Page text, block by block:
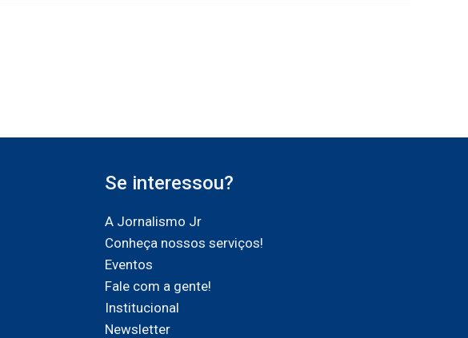
Se interessou?
A Jornalismo Jr
Conheça nossos serviços!
Eventos
Fale com a gente!
Institucional
Newsletter